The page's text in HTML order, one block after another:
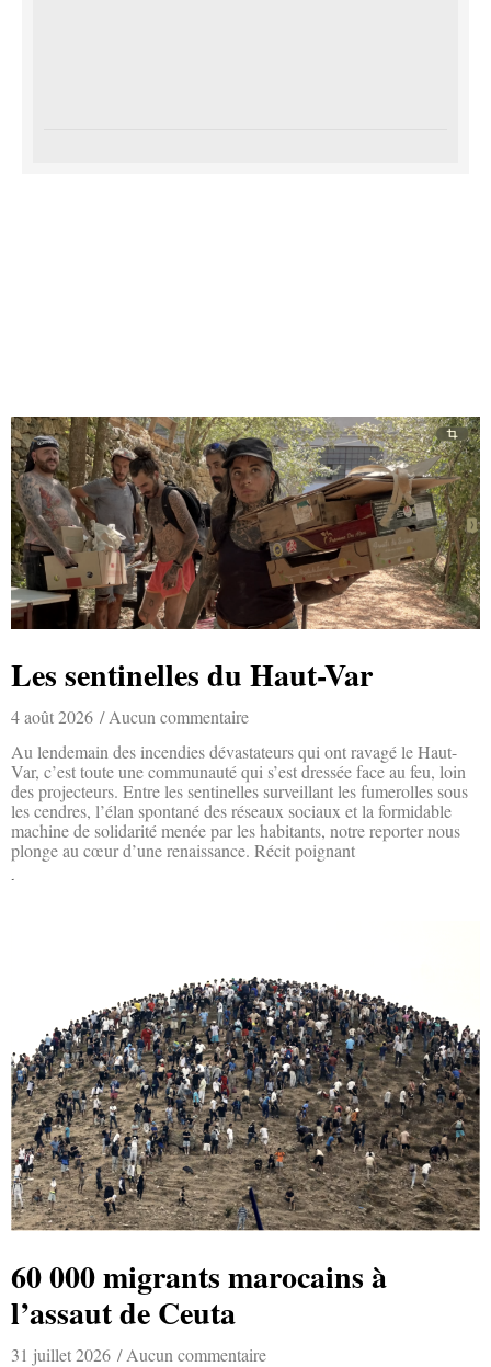
Les sentinelles du Haut-Var
4 août 2026
Aucun commentaire
Au lendemain des incendies dévastateurs qui ont ravagé le Haut-
Var, c’est toute une communauté qui s’est dressée face au feu, loin
des projecteurs. Entre les sentinelles surveillant les fumerolles sous
les cendres, l’élan spontané des réseaux sociaux et la formidable
machine de solidarité menée par les habitants, notre reporter nous
plonge au cœur d’une renaissance. Récit poignant
60 000 migrants marocains à
l’assaut de Ceuta
31 juillet 2026
Aucun commentaire